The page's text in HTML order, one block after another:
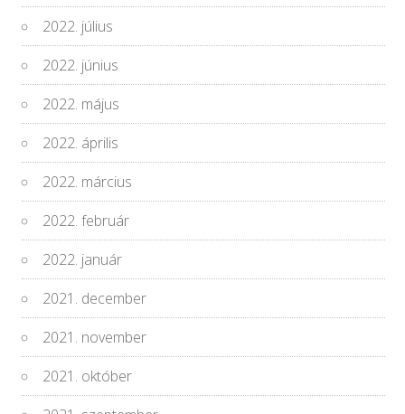
2022. július
2022. június
2022. május
2022. április
2022. március
2022. február
2022. január
2021. december
2021. november
2021. október